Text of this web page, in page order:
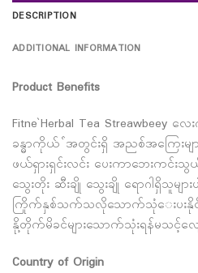
DESCRIPTION
ADDITIONAL INFORMATION
Product Benefits
Fitne`Herbal Tea Streawbeey လေ
ခန္ဓာကိုယ် ်အတွင်းရှိ အညစ်အကြေးမ
ဖယ်ရှားရှင်းလင်း ပေးကာဘေးကင်
သွေးတိုး ဆီးချို သွေးချို ရောဂါရှိသူမျ
ကြိုက်နှစ်သက်သလိုသောက်သုံေးပးနိုင်
နို့တိုက်မိခင်များသောက်သုံးရန်မသင့်လျေ
Country of Origin